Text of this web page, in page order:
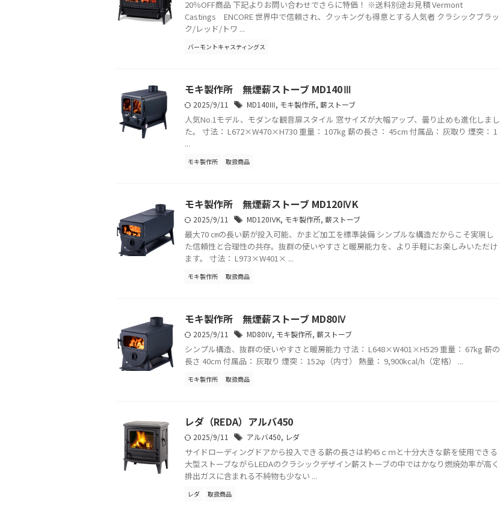
20％OFF商品 下記よりお問い合わせでさらに特価！ ※送料別途お見積 Vermont
Castings ENCORE 世界中で信頼され、クッキングも得意とする人気者 クラシックブラッ
ク/レッド/トワ ...
バーモントキャスティングス
モキ製作所 無煙薪ストーブ MD140Ⅲ
2025/9/11 MD140Ⅲ, モキ製作所, 薪ストーブ
人気No.1モデル、モダンな観音扉スタイル 窓サイズが大幅アップ、曇り止めも進化しまし
た。 寸法： L672×W470×H730 重量： 107kg 薪の長さ： 45cm 付属品： 灰取り 煙突： 1
...
モキ製作所 取扱商品
モキ製作所 無煙薪ストーブ MD120ⅣK
2025/9/11 MD120ⅣK, モキ製作所, 薪ストーブ
最大70 ㎝の長い薪が投入可能、かまど加工を標準装備 シンプルな構造だからこそ実現し
た信頼性と合理性の共存。抜群の使いやすさと暖房能力を、より手軽にお楽しみいただけ
ます。 寸法： L973×W401× ...
モキ製作所 取扱商品
モキ製作所 無煙薪ストーブ MD80Ⅳ
2025/9/11 MD80Ⅳ, モキ製作所, 薪ストーブ
シンプル構造、抜群の使いやすさと暖房能力 寸法： L648×W401×H529 重量： 67kg 薪の
長さ 40cm 付属品： 灰取り 煙突： 152φ（内寸） 熱量： 9,900kcal/h（定格） ...
モキ製作所 取扱商品
レダ（REDA）アルバ450
2025/9/11 アルバ450, レダ
サイドローディングドアから投入できる薪の長さは約45ｃｍと十分大きな薪を使用できる
大型ストーブながらLEDAのクラシックデザイン薪ストーブの中ではかなり燃焼効率が高く
排出ガスに含まれる不純物も少ない ...
レダ 取扱商品